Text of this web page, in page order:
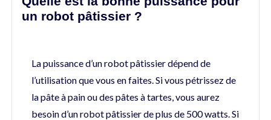
un robot pâtissier ?
La puissance d’un robot pâtissier dépend de
l’utilisation que vous en faites. Si vous pétrissez de
la pâte à pain ou des pâtes à tartes, vous aurez
besoin d’un robot pâtissier de plus de 500 watts. Si